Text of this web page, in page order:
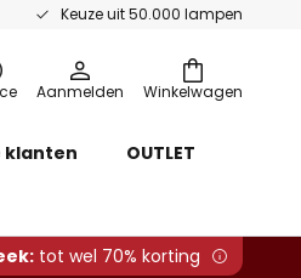
Keuze uit 50.000 lampen
Winkelwagen
Aanmelden
klanten OUTLET
tot wel 70% korting